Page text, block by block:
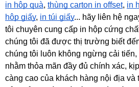
in hộp quà, thùng carton in offset, in
hộp giấy, in túi giấy... hãy liên hệ
tôi chuyên cung cấp in hộp cứng
chúng tôi đã được thị trường biết
chúng tôi luôn không ngừng cải
nhằm thỏa mãn đầy đủ chính xác,
càng cao của khách hàng nội địa và